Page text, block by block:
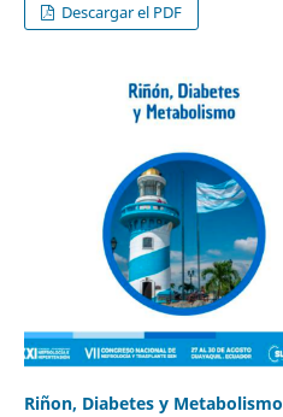
Descargar el PDF
Riñon, Diabetes y Metabolismo